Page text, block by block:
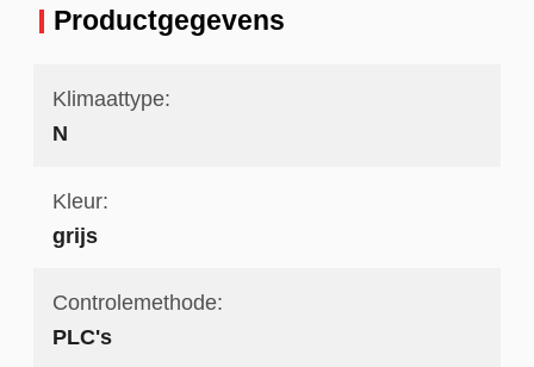
Productgegevens
Klimaattype:
N
Kleur:
grijs
Controlemethode:
PLC's